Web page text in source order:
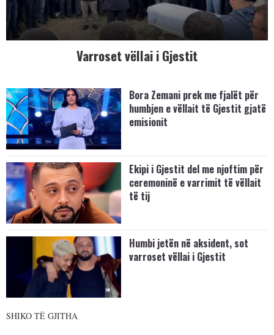
Varroset vëllai i Gjestit
Bora Zemani prek me fjalët për
humbjen e vëllait të Gjestit gjatë
emisionit
Ekipi i Gjestit del me njoftim për
ceremoninë e varrimit të vëllait
të tij
Humbi jetën në aksident, sot
varroset vëllai i Gjestit
SHIKO TË GJITHA